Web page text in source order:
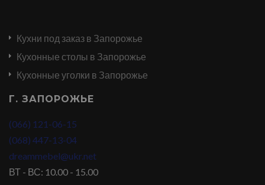
Кухни под заказ в Запорожье
Кухонные столы в Запорожье
Кухонные уголки в Запорожье
Г. ЗАПОРОЖЬЕ
(066) 121-06-15
(068) 447-13-04
dreammebel@ukr.net
ВТ - ВС: 10.00 - 15.00